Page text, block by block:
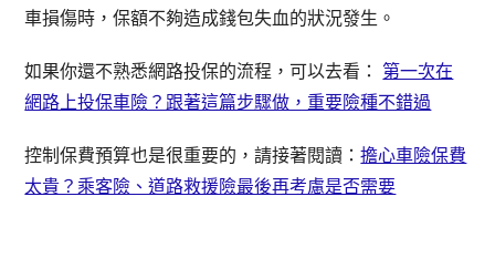
車損傷時，保額不夠造成錢包失血的狀況發生。
如果你還不熟悉網路投保的流程，可以去看：第一次在
網路上投保車險？跟著這篇步驟做，重要險種不錯過
控制保費預算也是很重要的，請接著閱讀：擔心車險保費
太貴？乘客險、道路救援險最後再考慮是否需要